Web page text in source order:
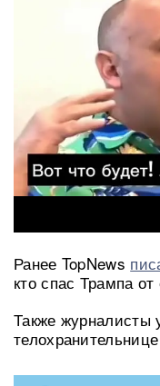
Ранее TopNews
кто спас Трампа
Также журналисты